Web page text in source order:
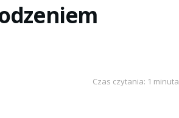
Czas czytania: 1 minuta